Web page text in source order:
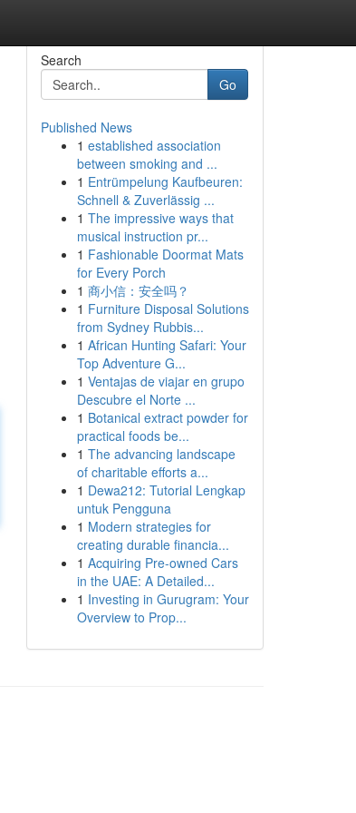
Search
Go
Published News
1 established association
between smoking and ...
1 Entrümpelung Kaufbeuren:
Schnell & Zuverlässig ...
1 The impressive ways that
musical instruction pr...
1 Fashionable Doormat Mats
for Every Porch
1 商小信：安全吗？
1 Furniture Disposal Solutions
from Sydney Rubbis...
1 African Hunting Safari: Your
Top Adventure G...
1 Ventajas de viajar en grupo
Descubre el Norte ...
1 Botanical extract powder for
practical foods be...
1 The advancing landscape
of charitable efforts a...
1 Dewa212: Tutorial Lengkap
untuk Pengguna
1 Modern strategies for
creating durable financia...
1 Acquiring Pre-owned Cars
in the UAE: A Detailed...
1 Investing in Gurugram: Your
Overview to Prop...